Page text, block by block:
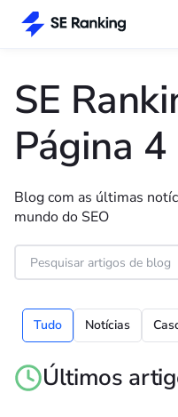
SE
Página 4
Blog com as últimas
mundo do SEO
Tudo Notícias
Últimos